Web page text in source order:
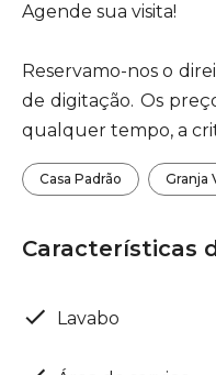
Agende sua visita!
Reservamo-nos o
de digitação. Os
qualquer tempo, a
Casa Padrão Granja
Características
Lavabo